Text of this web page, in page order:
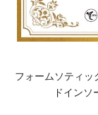
フォームソティッ
ドイン